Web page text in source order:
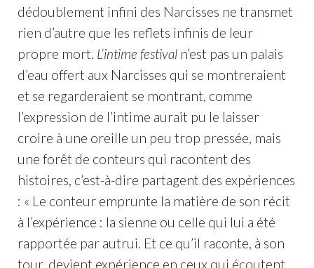
dédoublement infini des Narcisses ne transmet
rien d’autre que les reflets infinis de leur
propre mort. L’intime festivaln’est pas un palais
d’eau offert aux Narcisses qui se montreraient
et se regarderaient se montrant, comme
l’expression de l’intime aurait pu le laisser
croire à une oreille un peu trop pressée, mais
une forêt de conteurs qui racontent des
histoires, c’est-à-dire partagent des expériences
: « Le conteur emprunte la matière de son récit
à l’expérience : la sienne ou celle qui lui a été
rapportée par autrui. Et ce qu’il raconte, à son
tour, devient expérience en ceux qui écoutent